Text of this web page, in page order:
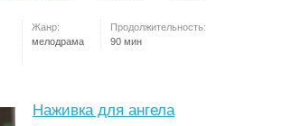
Жанр:
мелодрама
Продолжительность:
90 мин
Наживка для ангела